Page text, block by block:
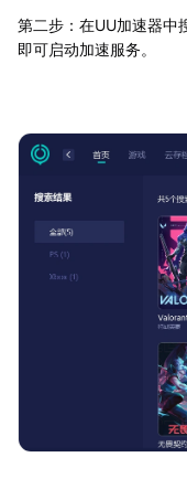
第二步：在UU加速器中
即可启动加速服务。